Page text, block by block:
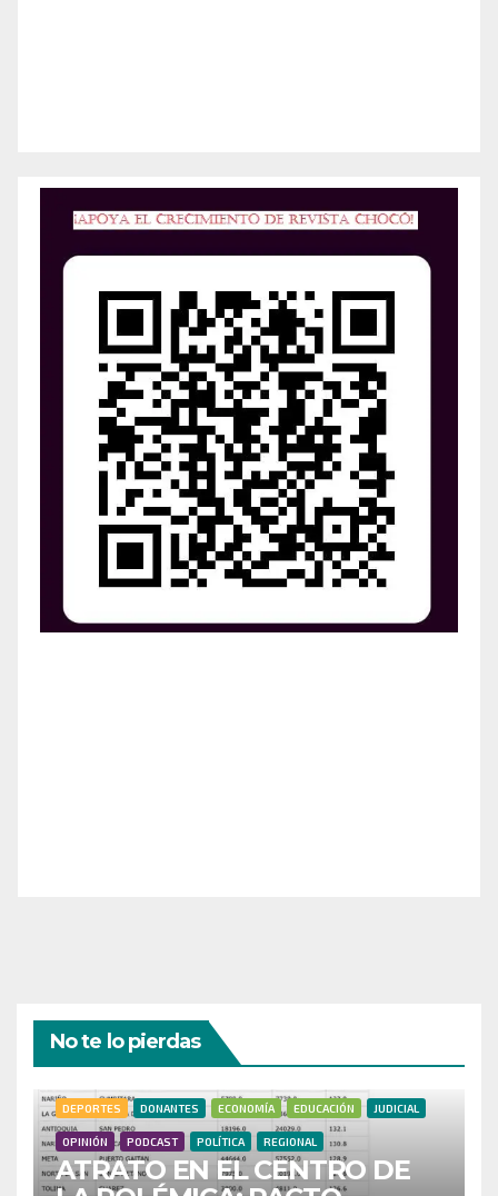
No te lo pierdas
DEPORTES DONANTES ECONOMÍA EDUCACIÓN JUDICIAL
OPINIÓN PODCAST POLÍTICA REGIONAL
ATRATO EN EL CENTRO DE